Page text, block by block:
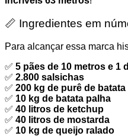
📏 Ingredientes em
Para alcançar essa marca
✅ 5 pães de 10 metros e 1
✅ 2.800 salsichas
✅ 200 kg de purê de batata
✅ 10 kg de batata palha
✅ 40 litros de ketchup
✅ 40 litros de mostarda
✅ 10 kg de queijo ralado